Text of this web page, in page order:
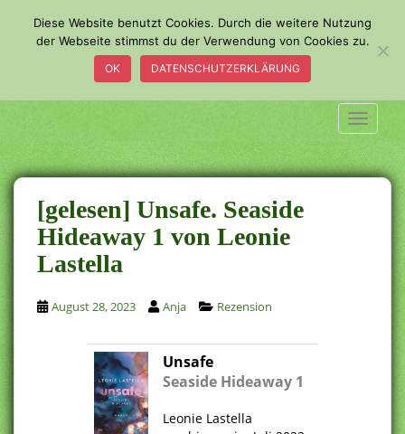
a
i
n
c
o
n
t
e
n
t
[gelesen] Unsafe. Seaside
Hideaway 1 von Leonie
Lastella
August 28, 2023 Anja Rezension
Unsafe
Seaside Hideaway 1
Leonie Lastella
Diese Website benutzt Cookies. Durch die weitere Nutzung
der Webseite stimmst du der Verwendung von Cookies zu.
OK DATENSCHUTZERKLÄRUNG